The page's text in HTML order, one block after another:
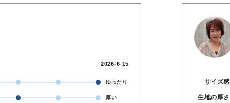
2026-6-15
ゆったり
厚い
サイズ感
生地の厚さ